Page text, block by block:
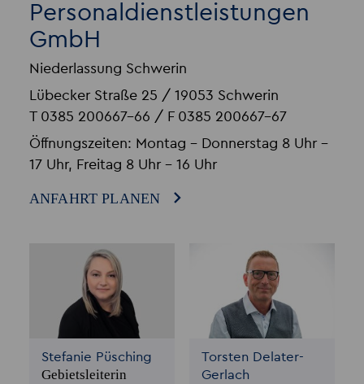
Personaldienstleistungen
GmbH
Niederlassung Schwerin
Lübecker Straße 25 / 19053 Schwerin
T 0385 200667-66 / F 0385 200667-67
Öffnungszeiten: Montag - Donnerstag 8 Uhr –
17 Uhr, Freitag 8 Uhr – 16 Uhr
ANFAHRT PLANEN
Stefanie Püsching
Gebietsleiterin
Torsten Delater-
Gerlach